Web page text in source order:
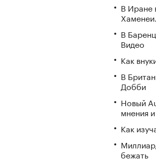
В Иране
В
Видео
Как
В
Добби
Новый
мнения
Как
бежать